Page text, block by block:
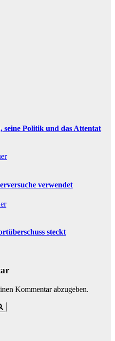
seine Politik und das Attentat
verwendet
steckt
Kommentar abzugeben.